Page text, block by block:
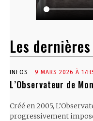
Les
INFOS 9 MARS 2026 À
L’Observateur de
Créé en 2005,
progressivement